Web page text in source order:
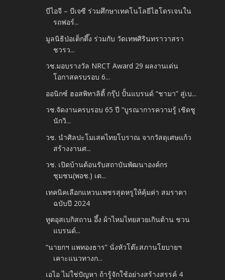
บีไอจี – บีเจซี ร่วมศึกษาเทคโนโลยีไฮโดรเจนใน
รถฟอร์...
มูลนิธิป่อเต็กตึ๊ง ร่วมกับ วัดเทพศิรินทราวาสรา
ชวรว...
วช.มอบรางวัล NRCT Award 29 ผลงานเด่น
โอกาสครบรอบ 6...
ออนิกซ์ ฮอสพิทาลิตี้ กรุ๊ป ปั้นแบรนด์ “ชามา” สู่เบ...
วช.จัดงานครบรอบ 65 ปี “บูรณาการความรู้ เชิดชู
นักวิ...
วช. นำศิลปะโมเสคไทยโบราณ จากวัสดุเศษแก้ว
สร้างงานศ...
วช. เปิดบ้านต้อนรับสถาบันพัฒนาองค์กร
ชุมชน(พอช.) เต...
เทคนิคเลือกแหวนเพชรสุดหรูให้คุ้มค่า สมราคา
ฉบับปี 2024
ทูตอุสเบกิสถาน อึ้ง ผ้าไหมไทยสวยเกินต้าน ชวน
แบรนด์...
“นายกฯ แพทองธาร” นั่งหัวโต๊ะสภานโยบายฯ
เคาะแนวทางก...
เอไอ ไม่ใช่ปัญหา ถ้ารู้จักใช้อย่างสร้างสรรค์ 4